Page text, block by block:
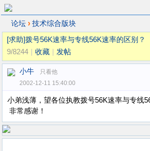
论坛 › 技术综合版块
[求助]拨号56K速率与专线56K速率的区别？
9/8244
收藏 发帖
小牛
只看他
2002-12-11 15:40:00
小弟浅薄，望各位执教拨号56K速率与专线
非常感谢！